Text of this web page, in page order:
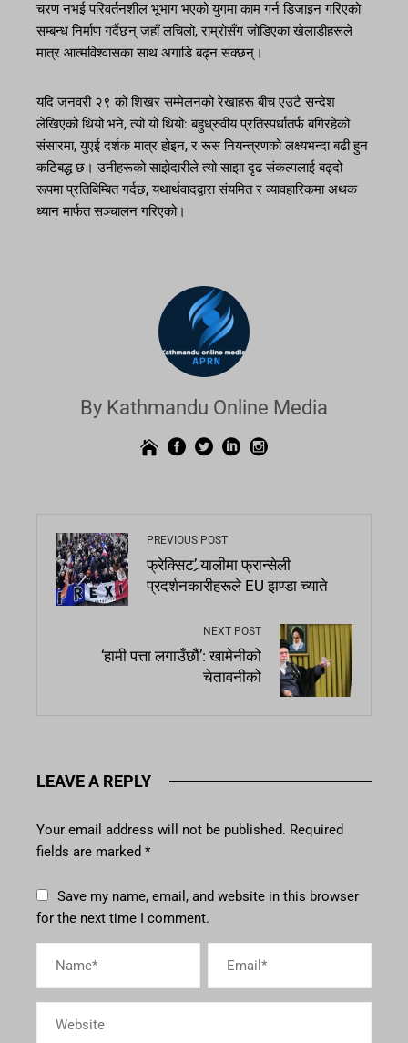
चरण नभई परिवर्तनशील भूभाग भएको युगमा काम गर्न डिजाइन गरिएको
सम्बन्ध निर्माण गर्दैछन् जहाँ लचिलो, राम्रोसँग जोडिएका खेलाडीहरूले
मात्र आत्मविश्वासका साथ अगाडि बढ्न सक्छन्।
यदि जनवरी २९ को शिखर सम्मेलनको रेखाहरू बीच एउटै सन्देश
लेखिएको थियो भने, त्यो यो थियो: बहुध्रुवीय प्रतिस्पर्धातर्फ बगिरहेको
संसारमा, युएई दर्शक मात्र होइन, र रूस नियन्त्रणको लक्ष्यभन्दा बढी हुन
कटिबद्ध छ। उनीहरूको साझेदारीले त्यो साझा दृढ संकल्पलाई बढ्दो
रूपमा प्रतिबिम्बित गर्दछ, यथार्थवादद्वारा संयमित र व्यावहारिकमा अथक
ध्यान मार्फत सञ्चालन गरिएको।
By Kathmandu Online Media
PREVIOUS POST
फ्रेक्सिट’ र्‍यालीमा फ्रान्सेली
प्रदर्शनकारीहरूले EU झण्डा च्याते
NEXT POST
‘हामी पत्ता लगाउँछौं’: खामेनीको
चेतावनीको
LEAVE A REPLY
Your email address will not be published. Required
fields are marked *
Save my name, email, and website in this browser
for the next time I comment.